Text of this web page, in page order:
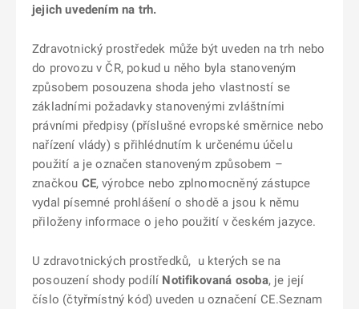
jejich uvedením na trh.
Zdravotnický prostředek může být uveden na trh nebo
do provozu v ČR, pokud u něho byla stanoveným
způsobem posouzena shoda jeho vlastností se
základními požadavky stanovenými zvláštními
právními předpisy (příslušné evropské směrnice nebo
nařízení vlády) s přihlédnutím k určenému účelu
použití a je označen stanoveným způsobem –
značkou CE, výrobce nebo zplnomocněný zástupce
vydal písemné prohlášení o shodě a jsou k němu
přiloženy informace o jeho použití v českém jazyce.
U zdravotnických prostředků, u kterých se na
posouzení shody podílí Notifikovaná osoba, je její
číslo (čtyřmístný kód) uveden u označení CE.Seznam